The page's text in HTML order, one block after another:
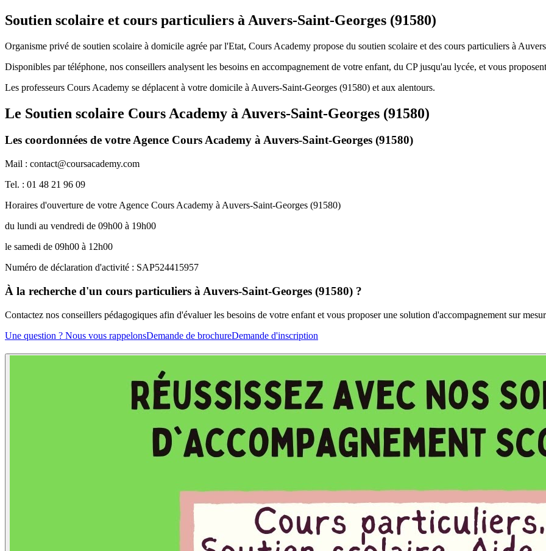
Soutien scolaire et cours particuliers à Auvers-Saint-Georges (91580)
Organisme privé de soutien scolaire à domicile agrée par l'Etat, Cours Academy propose du soutien scolaire et des cours particuliers à
Disponibles par téléphone, nos conseillers analysent les besoins en accompagnement de votre enfant, du CP jusqu'au lycée, et vous
Les professeurs Cours Academy se déplacent à votre domicile à Auvers-Saint-Georges (91580) et aux alentours.
Le Soutien scolaire Cours Academy à Auvers-Saint-Georges (91580)
Les coordonnées de votre Agence Cours Academy à Auvers-Saint-Georges (91580)
Mail : contact@coursacademy.com
Tel. : 01 48 21 96 09
Horaires d'ouverture de votre Agence Cours Academy à Auvers-Saint-Georges (91580)
du lundi au vendredi de 09h00 à 19h00
le samedi de 09h00 à 12h00
Numéro de déclaration d'activité : SAP524415957
À la recherche d'un cours particuliers à Auvers-Saint-Georges (91580) ?
Contactez nos conseillers pédagogiques afin d'évaluer les besoins de votre enfant et vous proposer une solution d'accompagnement sur
Une question ? Nous vous rappelonsDemande de brochureDemande d'inscription